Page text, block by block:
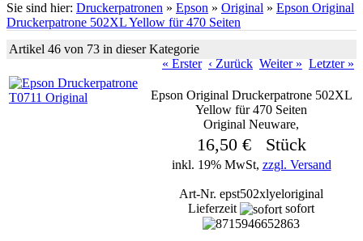
Sie sind hier: Druckerpatronen » Epson » Original » Epson Original
Druckerpatrone 502XL Yellow für 470 Seiten
Artikel 46 von 73 in dieser Kategorie
« Erster ‹ Zurück Weiter » Letzter »
Epson Original Druckerpatrone 502XL
Yellow für 470 Seiten
Original Neuware,
16,50 € Stück
inkl. 19% MwSt, zzgl. Versand
Art-Nr. epst502xlyeloriginal
Lieferzeit
sofort